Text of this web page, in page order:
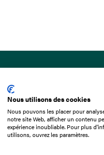
15 Boulevard de
75017 Paris
01 49 10 20 29
Nous utilisons des cookies
Nous pouvons les placer pour
notre site Web, afficher un contenu
expérience inoubliable. Pour plus
utilisons, ouvrez les paramètres.